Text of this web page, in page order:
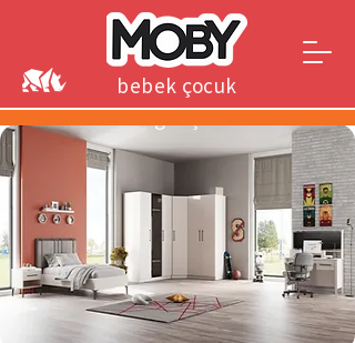
bebek çocuk
genç